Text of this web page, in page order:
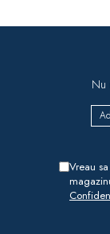
Nu
Vreau